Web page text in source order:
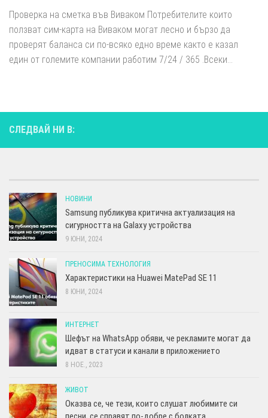
Проверка на сметка във Виваком Потребителите които
ползват сим-карта на Виваком могат лесно и бързо да
проверят баланса си по-всяко едно време както е казал
един от големите компании работим 7/24 / 365 .Всеки...
СЛЕДВАЙ НИ В:
НОВИНИ
Samsung публикува критична актуализация на
сигурността на Galaxy устройства
9 ЮНИ, 2024
ПРЕНОСИМА ТЕХНОЛОГИЯ
Характеристики на Huawei MatePad SE 11
8 ЮНИ, 2024
ИНТЕРНЕТ
Шефът на WhatsApp обяви, че рекламите могат да
идват в статуси и канали в приложението
8 НОЕ., 2023
ЖИВОТ
Оказва се, че тези, които слушат любимите си